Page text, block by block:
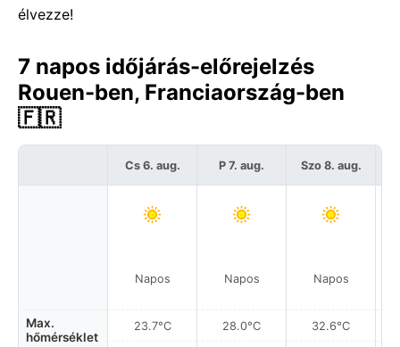
élvezze!
7 napos időjárás-előrejelzés
Rouen-ben, Franciaország-ben
🇫🇷
Max.
hőmérséklet
Cs 6. aug.
Napos
23.7°C
P 7. aug.
Napos
28.0°C
Szo 8. aug.
Napos
32.6°C